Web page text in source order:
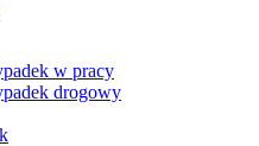
w pracy
drogowy